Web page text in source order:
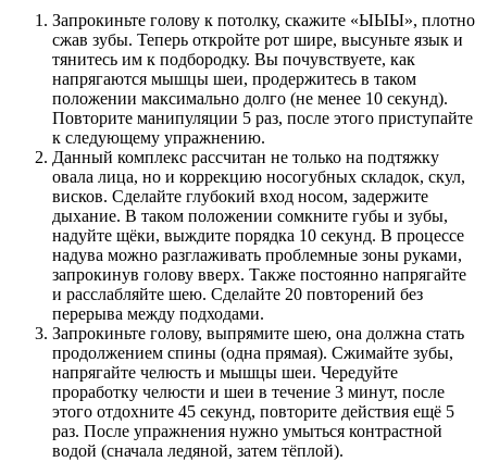
Запрокиньте голову к потолку, скажите «ЫЫЫ», плотно
сжав зубы. Теперь откройте рот шире, высуньте язык и
тянитесь им к подбородку. Вы почувствуете, как
напрягаются мышцы шеи, продержитесь в таком
положении максимально долго (не менее 10 секунд).
Повторите манипуляции 5 раз, после этого приступайте
к следующему упражнению.
Данный комплекс рассчитан не только на подтяжку
овала лица, но и коррекцию носогубных складок, скул,
висков. Сделайте глубокий вход носом, задержите
дыхание. В таком положении сомкните губы и зубы,
надуйте щёки, выждите порядка 10 секунд. В процессе
надува можно разглаживать проблемные зоны руками,
запрокинув голову вверх. Также постоянно напрягайте
и расслабляйте шею. Сделайте 20 повторений без
перерыва между подходами.
Запрокиньте голову, выпрямите шею, она должна стать
продолжением спины (одна прямая). Сжимайте зубы,
напрягайте челюсть и мышцы шеи. Чередуйте
проработку челюсти и шеи в течение 3 минут, после
этого отдохните 45 секунд, повторите действия ещё 5
раз. После упражнения нужно умыться контрастной
водой (сначала ледяной, затем тёплой).